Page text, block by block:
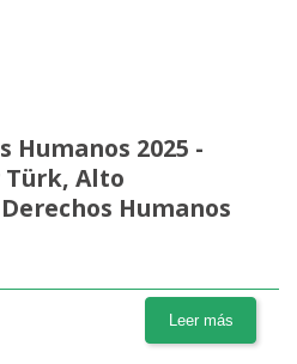
Humanos 2025 -
Türk, Alto
Humanos
Leer más